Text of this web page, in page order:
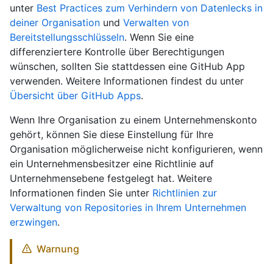
unter Best Practices zum Verhindern von Datenlecks in
deiner Organisation und Verwalten von
Bereitstellungsschlüsseln. Wenn Sie eine
differenziertere Kontrolle über Berechtigungen
wünschen, sollten Sie stattdessen eine GitHub App
verwenden. Weitere Informationen findest du unter
Übersicht über GitHub Apps.
Wenn Ihre Organisation zu einem Unternehmenskonto
gehört, können Sie diese Einstellung für Ihre
Organisation möglicherweise nicht konfigurieren, wenn
ein Unternehmensbesitzer eine Richtlinie auf
Unternehmensebene festgelegt hat. Weitere
Informationen finden Sie unter Richtlinien zur
Verwaltung von Repositories in Ihrem Unternehmen
erzwingen.
Warnung